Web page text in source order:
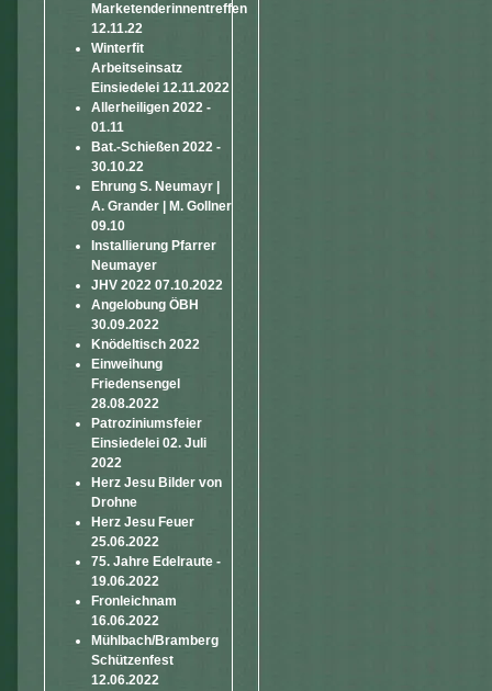
Marketenderinnentreffen
12.11.22
Winterfit
Arbeitseinsatz
Einsiedelei 12.11.2022
Allerheiligen 2022 -
01.11
Bat.-Schießen 2022 -
30.10.22
Ehrung S. Neumayr |
A. Grander | M. Gollner
09.10
Installierung Pfarrer
Neumayer
JHV 2022 07.10.2022
Angelobung ÖBH
30.09.2022
Knödeltisch 2022
Einweihung
Friedensengel
28.08.2022
Patroziniumsfeier
Einsiedelei 02. Juli
2022
Herz Jesu Bilder von
Drohne
Herz Jesu Feuer
25.06.2022
75. Jahre Edelraute -
19.06.2022
Fronleichnam
16.06.2022
Mühlbach/Bramberg
Schützenfest
12.06.2022